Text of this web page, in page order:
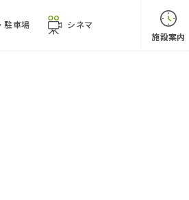
駐車場
シネマ
施設案内